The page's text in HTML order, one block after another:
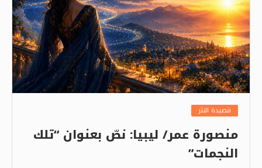
قصيدة النثر
منصورة عمر/ ليبيا: نصّ بعنوان “تلك
النجمات”